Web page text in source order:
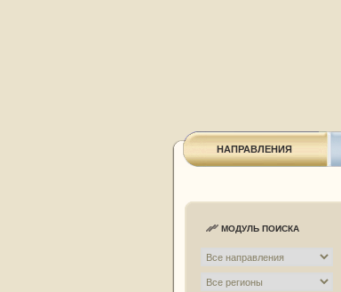
НАПРАВЛЕНИЯ
МОДУЛЬ ПОИСКА